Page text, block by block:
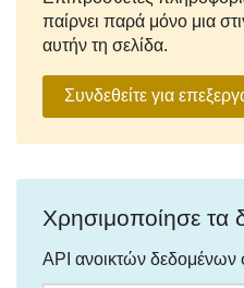
παίρνει παρά μόνο μια
αυτήν τη σελίδα.
Συνδεθείτε για
Χρησιμοποίησε τα
API ανοικτών